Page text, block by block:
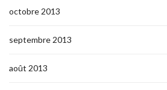
octobre 2013
septembre 2013
août 2013